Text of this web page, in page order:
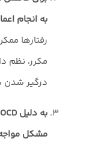
به انجام
رفتارها
مکرر، نظم
درگیر شدن
مشکل